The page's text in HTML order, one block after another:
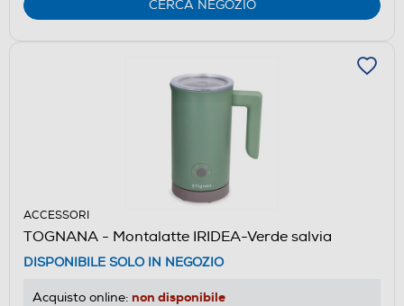
CERCA NEGOZIO
ACCESSORI
TOGNANA - Montalatte IRIDEA-Verde salvia
DISPONIBILE SOLO IN NEGOZIO
Acquisto online: non disponibile